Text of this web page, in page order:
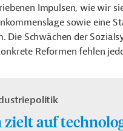
Impulsen, wie wir
sowie eine
Schwächen der
Reformen fehlen
auf